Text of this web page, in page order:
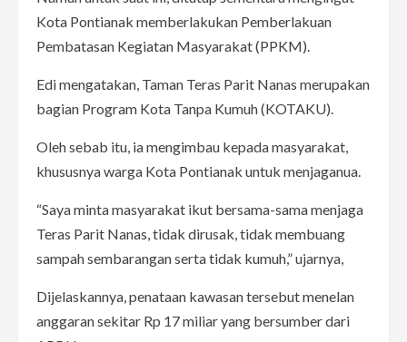
Kota Pontianak memberlakukan Pemberlakuan
Pembatasan Kegiatan Masyarakat (PPKM).
Edi mengatakan, Taman Teras Parit Nanas merupakan
bagian Program Kota Tanpa Kumuh (KOTAKU).
Oleh sebab itu, ia mengimbau kepada masyarakat,
khususnya warga Kota Pontianak untuk menjaganua.
“Saya minta masyarakat ikut bersama-sama menjaga
Teras Parit Nanas, tidak dirusak, tidak membuang
sampah sembarangan serta tidak kumuh,” ujarnya,
Dijelaskannya, penataan kawasan tersebut menelan
anggaran sekitar Rp 17 miliar yang bersumber dari